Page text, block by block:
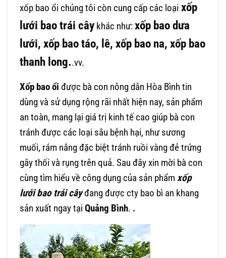
xốp bao ổi chúng tôi còn cung cấp các loại xốp
lưới bao trái cây khác như:xốp bao dưa
lưới, xốp bao táo, lê, xốp bao na, xốp bao
thanh long..vv.
Xốp bao ổi được bà con nông dân Hòa Bình tin
dùng và sử dụng rộng rãi nhất hiện nay, sản phẩm
an toàn, mang lại giá trị kinh tế cao giúp bà con
tránh được các loại sâu bệnh hại, như sương
muối, rám nắng đặc biệt tránh ruồi vàng đẻ trứng
gây thối và rụng trên quả. Sau đây xin mời bà con
cùng tìm hiểu về công dụng của sản phẩm xốp
lưới bao trái cây đang được cty bao bì an khang
sản xuất ngay tại Quảng Bình. .